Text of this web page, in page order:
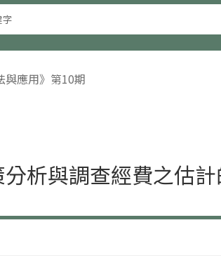
應用》第10期
析與調查經費之估